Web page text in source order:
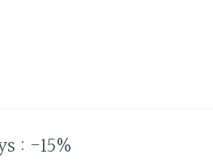
: -15%